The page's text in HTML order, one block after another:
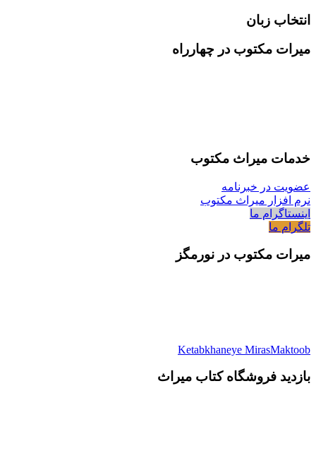
انتخاب زبان
میرات مکتوب در چهارراه
خدمات میراث مکتوب
عضویت در خبرنامه
نرم افزار میراث مکتوب
اینستاگرام ما
تلگرام ما
میرات مکتوب در نورمگز
Ketabkhaneye MirasMaktoob
بازدید فروشگاه کتاب میراث